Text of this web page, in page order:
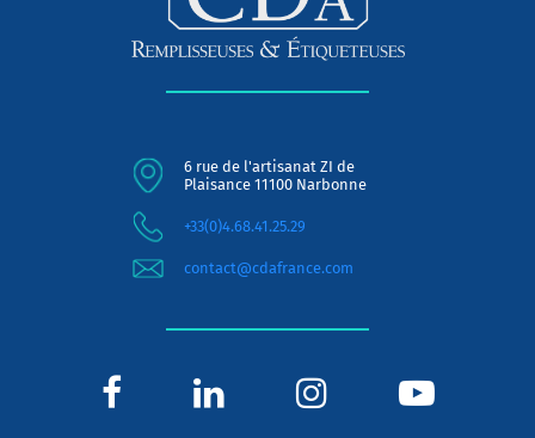
6 rue de l'artisanat ZI de
Plaisance 11100 Narbonne
+33(0)4.68.41.25.29
contact@cdafrance.com